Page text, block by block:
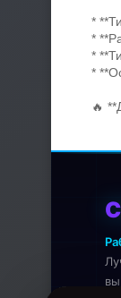
*
*
*
*
🔥